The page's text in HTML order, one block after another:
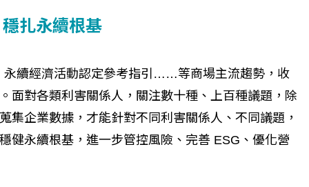
扎永續根基
永續經濟活動認定參考指引……等商場主流趨勢，收
面對各類利害關係人，關注數十種、上百種議題，除
集企業數據，才能針對不同利害關係人、不同議題，
健永續根基，進一步管控風險、完善 ESG、優化營